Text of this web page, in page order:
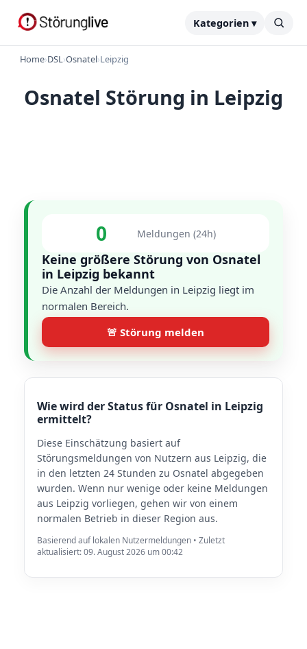
Kategorien ▾
Home›DSL›Osnatel›Leipzig
Osnatel Störung in Leipzig
0 Meldungen (24h)
Keine größere Störung von Osnatel
in Leipzig bekannt
Die Anzahl der Meldungen in Leipzig liegt im
normalen Bereich.
🚨 Störung melden
Wie wird der Status für Osnatel in Leipzig
ermittelt?
Diese Einschätzung basiert auf
Störungsmeldungen von Nutzern aus Leipzig, die
in den letzten 24 Stunden zu Osnatel abgegeben
wurden. Wenn nur wenige oder keine Meldungen
aus Leipzig vorliegen, gehen wir von einem
normalen Betrieb in dieser Region aus.
Basierend auf lokalen Nutzermeldungen • Zuletzt
aktualisiert: 09. August 2026 um 00:42